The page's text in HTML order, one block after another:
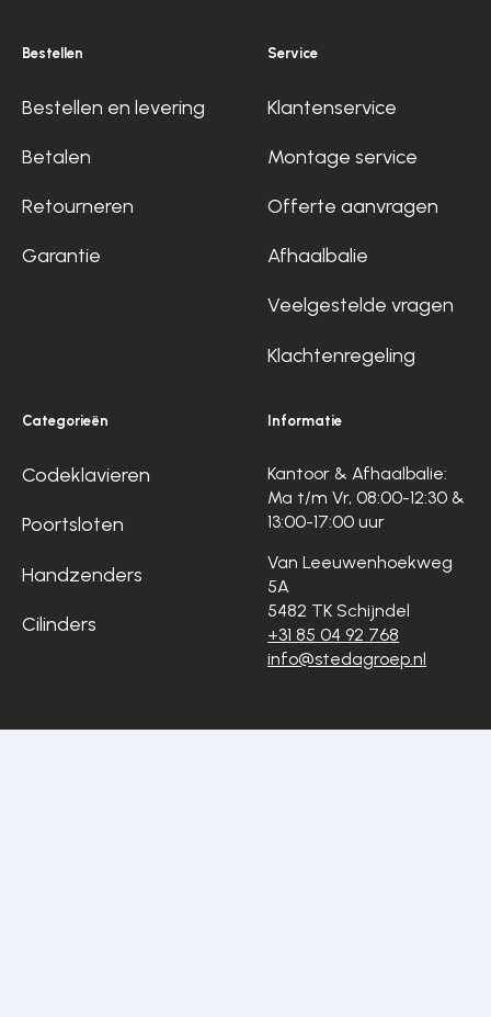
Bestellen
Bestellen en levering
Betalen
Retourneren
Garantie
Service
Klantenservice
Montage service
Offerte aanvragen
Afhaalbalie
Veelgestelde vragen
Klachtenregeling
Categorieën
Codeklavieren
Poortsloten
Handzenders
Cilinders
Informatie
Kantoor & Afhaalbalie:
Ma t/m Vr, 08:00-12:30 &
13:00-17:00 uur
Van Leeuwenhoekweg
5A
5482 TK Schijndel
+31 85 04 92 768
info@stedagroep.nl